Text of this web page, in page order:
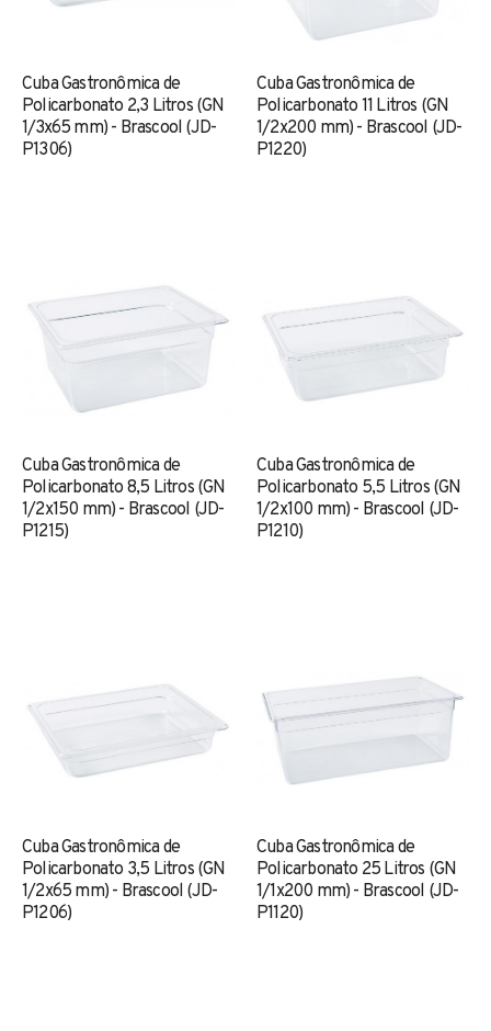
Cuba Gastronômica de
Policarbonato 2,3 Litros (GN
1/3x65 mm) - Brascool (JD-
P1306)
Cuba Gastronômica de
Policarbonato 11 Litros (GN
1/2x200 mm) - Brascool (JD-
P1220)
Cuba Gastronômica de
Policarbonato 8,5 Litros (GN
1/2x150 mm) - Brascool (JD-
P1215)
Cuba Gastronômica de
Policarbonato 5,5 Litros (GN
1/2x100 mm) - Brascool (JD-
P1210)
Cuba Gastronômica de
Policarbonato 3,5 Litros (GN
1/2x65 mm) - Brascool (JD-
P1206)
Cuba Gastronômica de
Policarbonato 25 Litros (GN
1/1x200 mm) - Brascool (JD-
P1120)